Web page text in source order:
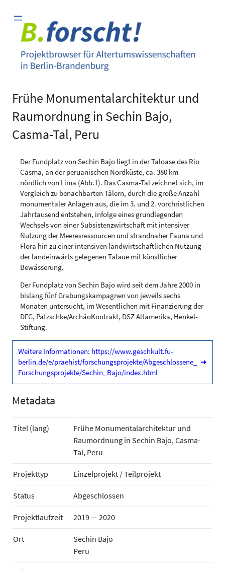
Inhalt
springen
Frühe Monumentalarchitektur und
Raumordnung in Sechin Bajo,
Casma-Tal, Peru
Der Fundplatz von Sechin Bajo liegt in der Taloase des Rio
Casma, an der peruanischen Nordküste, ca. 380 km
nördlich von Lima (Abb.1). Das Casma-Tal zeichnet sich, im
Vergleich zu benachbarten Tälern, durch die große Anzahl
monumentaler Anlagen aus, die im 3. und 2. vorchristlichen
Jahrtausend entstehen, infolge eines grundlegenden
Wechsels von einer Subsistenzwirtschaft mit intensiver
Nutzung der Meeresressourcen und strandnaher Fauna und
Flora hin zu einer intensiven landwirtschaftlichen Nutzung
der landeinwärts gelegenen Talaue mit künstlicher
Bewässerung.
Der Fundplatz von Sechin Bajo wird seit dem Jahre 2000 in
bislang fünf Grabungskampagnen von jeweils sechs
Monaten untersucht, im Wesentlichen mit Finanzierung der
DFG, Patzschke/ArchäoKontrakt, DSZ Altamerika, Henkel-
Stiftung.
Weitere Informationen: https://www.geschkult.fu-
berlin.de/e/praehist/forschungsprojekte/Abgeschlossene_
Forschungsprojekte/Sechin_Bajo/index.html
➜
Metadata
Titel (lang)
Frühe Monumentalarchitektur und
Raumordnung in Sechin Bajo, Casma-
Tal, Peru
Projekttyp Einzelprojekt / Teilprojekt
Status Abgeschlossen
Projektlaufzeit 2019 — 2020
Ort
Sechin Bajo
Peru